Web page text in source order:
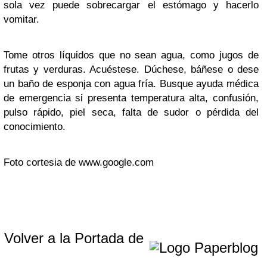
sola vez puede sobrecargar el estómago y hacerlo
vomitar.
Tome otros líquidos que no sean agua, como jugos de
frutas y verduras. Acuéstese. Dúchese, báñese o dese
un baño de esponja con agua fría. Busque ayuda médica
de emergencia si presenta temperatura alta, confusión,
pulso rápido, piel seca, falta de sudor o pérdida del
conocimiento.
Foto cortesia de www.google.com
Volver a la Portada de